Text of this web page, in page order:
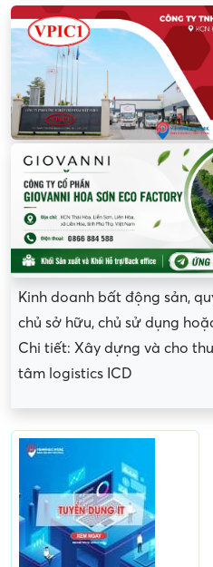
Kinh doanh bất động sản,
chủ sở hữu, chủ sử dụng
Chi tiết: Xây dựng và cho
tâm logistics ICD